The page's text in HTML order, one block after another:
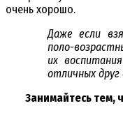
очень хорошо.
Даже если
поло-
их
отличных
Занимайтесь тем,